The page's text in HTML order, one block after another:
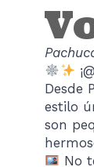
Desde
estilo
son
No